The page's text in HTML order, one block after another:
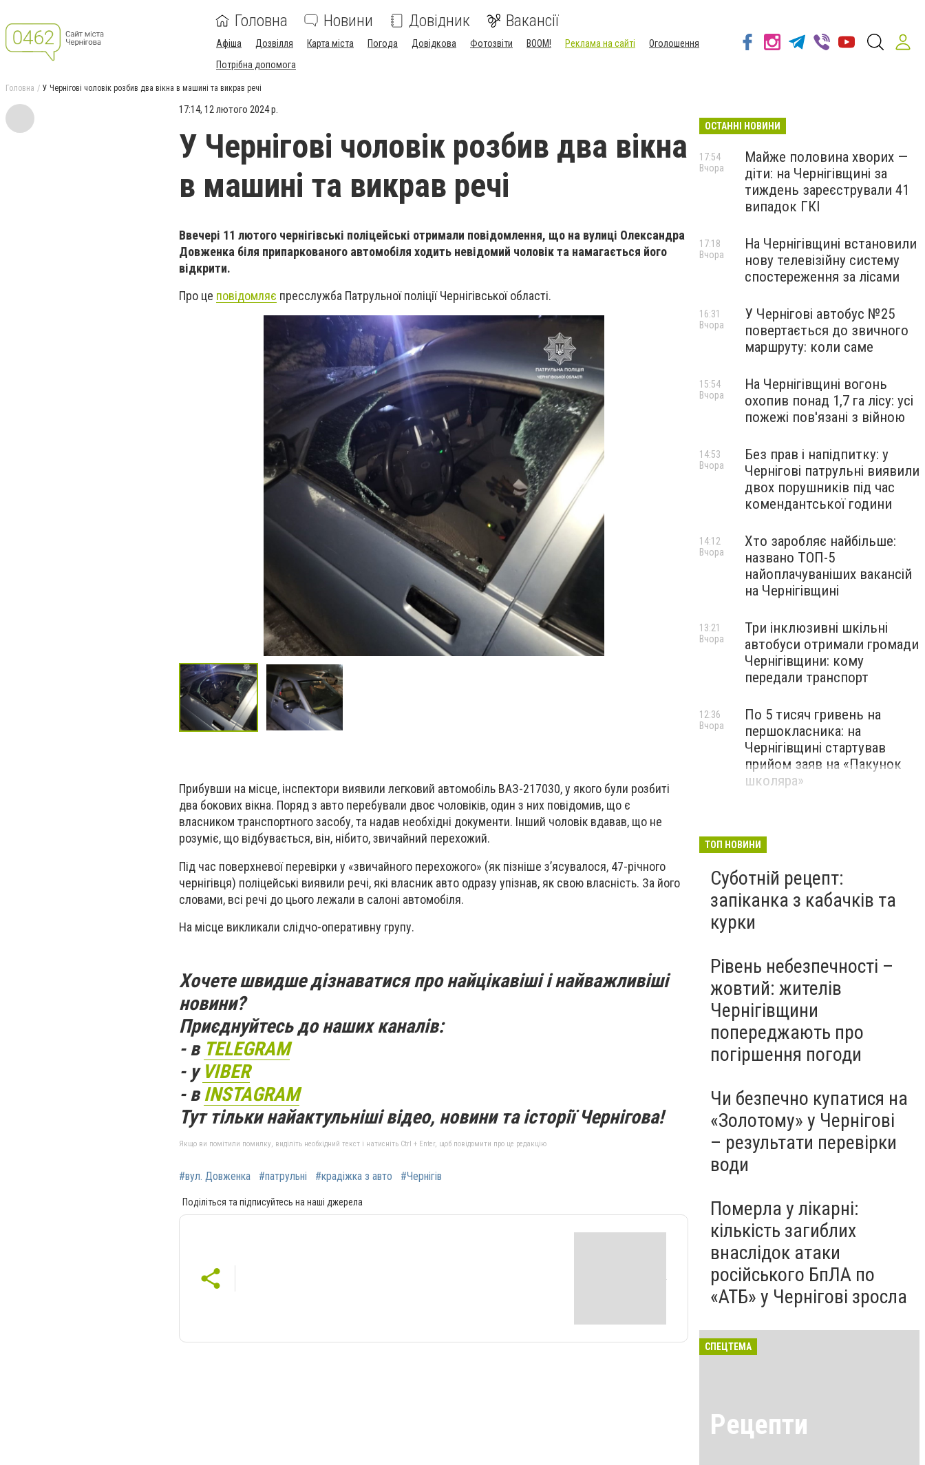
Головна Новини Довідник Вакансії
Афіша Дозвілля Карта міста Погода Довідкова Фотозвіти BOOM! Реклама на сайті
Оголошення
Потрібна допомога
Головна У Чернігові чоловік розбив два вікна в машині та викрав речі
17:14, 12 лютого 2024 р.
У Чернігові чоловік розбив два вікна
в машині та викрав речі
Ввечері 11 лютого чернігівські поліцейські отримали повідомлення, що на вулиці Олександра
Довженка біля припаркованого автомобіля ходить невідомий чоловік та намагається його
відкрити.
Про це повідомляє пресслужба Патрульної поліції Чернігівської області.
Прибувши на місце, інспектори виявили легковий автомобіль ВАЗ-217030, у якого були розбиті
два бокових вікна. Поряд з авто перебували двоє чоловіків, один з них повідомив, що є
власником транспортного засобу, та надав необхідні документи. Інший чоловік вдавав, що не
розуміє, що відбувається, він, нібито, звичайний перехожий.
Під час поверхневої перевірки у «звичайного перехожого» (як пізніше з’ясувалося, 47-річного
чернігівця) поліцейські виявили речі, які власник авто одразу упізнав, як свою власність. За його
словами, всі речі до цього лежали в салоні автомобіля.
На місце викликали слідчо-оперативну групу.
Хочете швидше дізнаватися про найцікавіші і найважливіші
новини?
Приєднуйтесь до наших каналів:
- в TELEGRAM
- у VIBER
- вINSTAGRAM
Тут тільки найактульніші відео, новини та історії Чернігова!
Якщо ви помітили помилку, виділіть необхідний текст і натисніть Ctrl + Enter, щоб повідомити про це редакцію
#вул. Довженка #патрульні #крадіжка з авто #Чернігів
Поділіться та підписуйтесь на наші джерела
ОСТАННІ НОВИНИ
Майже половина хворих —
діти: на Чернігівщині за
тиждень зареєстрували 41
випадок ГКІ
17:54
Вчора
На Чернігівщині встановили
нову телевізійну систему
спостереження за лісами
17:18
Вчора
У Чернігові автобус №25
повертається до звичного
маршруту: коли саме
16:31
Вчора
На Чернігівщині вогонь
охопив понад 1,7 га лісу: усі
пожежі пов'язані з війною
15:54
Вчора
Без прав і напідпитку: у
Чернігові патрульні виявили
двох порушників під час
комендантської години
14:53
Вчора
Хто заробляє найбільше:
названо ТОП-5
найоплачуваніших вакансій
на Чернігівщині
14:12
Вчора
Три інклюзивні шкільні
автобуси отримали громади
Чернігівщини: кому
передали транспорт
13:21
Вчора
По 5 тисяч гривень на
першокласника: на
Чернігівщині стартував
прийом заяв на «Пакунок
школяра»
12:36
Вчора
ТОП НОВИНИ
Суботній рецепт:
запіканка з кабачків та
курки
Рівень небезпечності –
жовтий: жителів
Чернігівщини
попереджають про
погіршення погоди
Чи безпечно купатися на
«Золотому» у Чернігові
– результати перевірки
води
Померла у лікарні:
кількість загиблих
внаслідок атаки
російського БпЛА по
«АТБ» у Чернігові зросла
СПЕЦТЕМА
Рецепти